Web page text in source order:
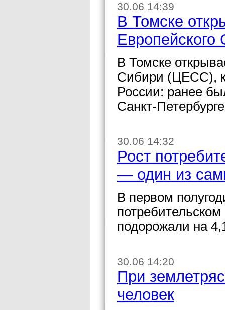
30.06 14:39
В Томске
Европейского
В Томске
Сибири (ЦЕСС),
России: ранее
Санкт-
30.06 14:32
Рост
— один из
В первом
подорожали на
30.06 14:20
При
человек